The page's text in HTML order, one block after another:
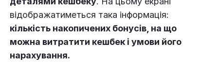
відображатиметься така інформація:
кількість накопичених бонусів, на що
можна витратити кешбек і умови його
нарахування.